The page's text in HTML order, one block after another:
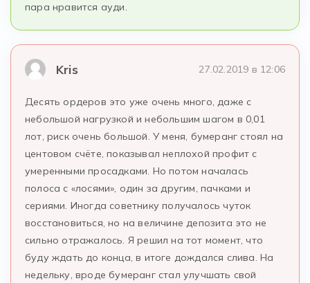
пара нравится ауди.
Kris 27.02.2019 в 12:06
Десять ордеров это уже очень много, даже с
небольшой нагрузкой и небольшим шагом в 0,01
лот, риск очень большой. У меня, бумеранг стоял на
центовом счёте, показывал неплохой профит с
умеренными просадками. Но потом началась
полоса с «лосями», один за другим, пачками и
сериями. Иногда советнику получалось чуток
восстановиться, но на величине депозита это не
сильно отражалось. Я решил на тот момент, что
буду ждать до конца, в итоге дождался слива. На
недельку, вроде бумеранг стал улучшать свой